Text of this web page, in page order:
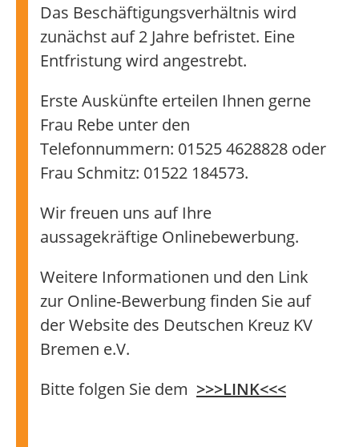
Das Beschäftigungsverhältnis wird
zunächst auf 2 Jahre befristet. Eine
Entfristung wird angestrebt.
Erste Auskünfte erteilen Ihnen gerne
Frau Rebe unter den
Telefonnummern: 01525 4628828 oder
Frau Schmitz: 01522 184573.
Wir freuen uns auf Ihre
aussagekräftige Onlinebewerbung.
Weitere Informationen und den Link
zur Online-Bewerbung finden Sie auf
der Website des Deutschen Kreuz KV
Bremen e.V.
Bitte folgen Sie dem >>>LINK<<<